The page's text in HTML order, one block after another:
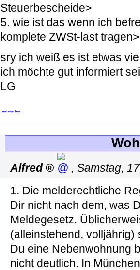
Steuerbescheide>
5. wie ist das wenn ich
komplete ZWSt-last tragen>
sry ich weiß es ist etwas
ich möchte gut informiert
LG
antworten
Alfred , Samstag,
1. Die melderechtliche
Dir nicht nach dem, was
Meldegesetz.
(alleinstehend, volljährig)
Du eine Nebenwohnung
nicht deutlich. In